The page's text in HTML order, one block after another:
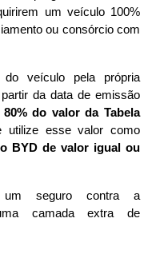
um veículo 100%
ou consórcio com
veículo pela própria
da data de emissão
80% do valor da Tabela
utilize esse valor como
BYD de valor igual ou
um seguro contra a
uma camada extra de